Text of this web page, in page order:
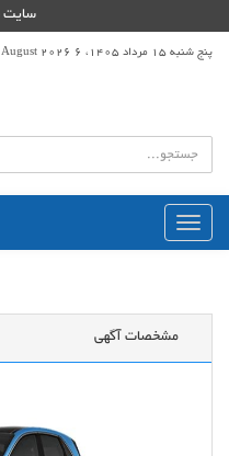
سایت
پنج شنبه 15 مرداد 1405، 6 August 2026
منوی
اصلی
مشخصات آگهی